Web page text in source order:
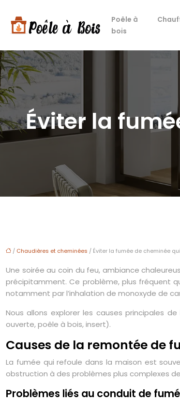
Poêle à
bois
Éviter la
/ Chaudières et cheminées / Éviter la fumée de cheminée
Une soirée au coin du feu, ambiance
précipitamment. Ce problème, plus fréquent
notamment par l’inhalation de monoxyde de
Nous allons explorer les causes principales
ouverte, poêle à bois, insert).
Causes de la remontée de
La fumée qui refoule dans la maison est
obstruction à des problèmes plus complexes
Problèmes liés au conduit de